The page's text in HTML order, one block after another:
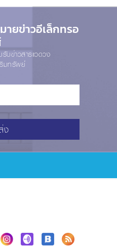
ายข่าวอีเล็กทรอ
รับข่าวสารแวดวง
มทรัพย์
ง